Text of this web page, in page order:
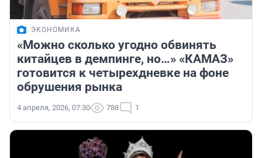
ЭКОНОМИКА
«Можно сколько угодно обвинять
китайцев в демпинге, но…» «КАМАЗ»
готовится к четырехдневке на фоне
обрушения рынка
4 апреля, 2026, 07:30 788 1